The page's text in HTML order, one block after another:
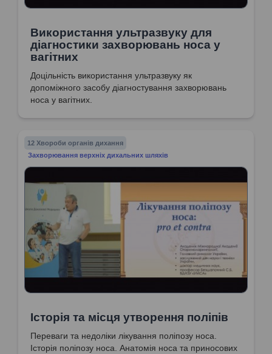
Використання ультразвуку для
діагностики захворювань носа у
вагітних
Доцільність використання ультразвуку як
допоміжного засобу діагностування захворювань
носа у вагітних.
12 Хвороби органів дихання
Захворювання верхніх дихальних шляхів
Історія та місця утворення поліпів
Переваги та недоліки лікування поліпозу носа.
Історія поліпозу носа. Анатомія носа та приносових